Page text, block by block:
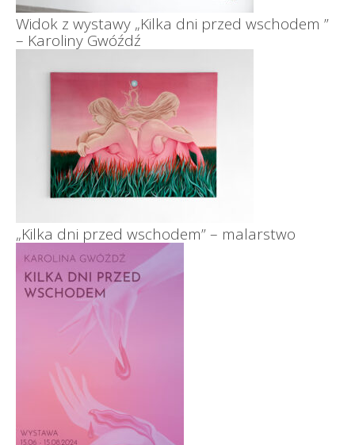
Widok z wystawy „Kilka dni przed wschodem ”
– Karoliny Gwóźdź
„Kilka dni przed wschodem” – malarstwo